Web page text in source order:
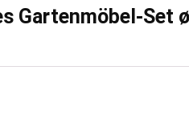
Gartenmöbel-Set